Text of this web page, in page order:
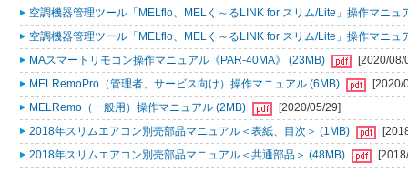
空調機器管理ツール「MELflo、MELく～るLINK for スリム/Lite」操作マニュ
空調機器管理ツール「MELflo、MELく～るLINK for スリム/Lite」操作マニュ
MAスマートリモコン操作マニュアル《PAR-40MA》 (23MB)
[2020/08/
MELRemoPro（管理者、サービス向け）操作マニュアル (6MB)
[2020/
MELRemo（一般用）操作マニュアル (2MB)
[2020/05/29]
2018年スリムエアコン別売部品マニュアル＜表紙、目次＞ (1MB)
2018年スリムエアコン別売部品マニュアル＜共通部品＞ (48MB)